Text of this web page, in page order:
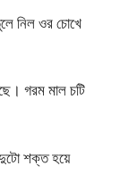
নিল ওর চোখে
গরম মাল চটি
শক্ত হয়ে